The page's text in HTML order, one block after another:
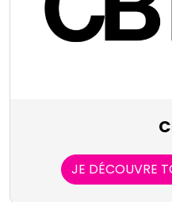
JE DÉCOUVRE